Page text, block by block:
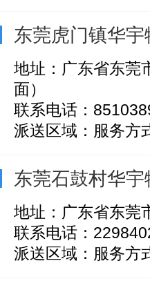
东莞虎门镇华宇
地址：广东省东莞
面）
联系电话：
派送区域：服务方
东莞石鼓村华宇
地址：广东省东莞
联系电话：
派送区域：服务方